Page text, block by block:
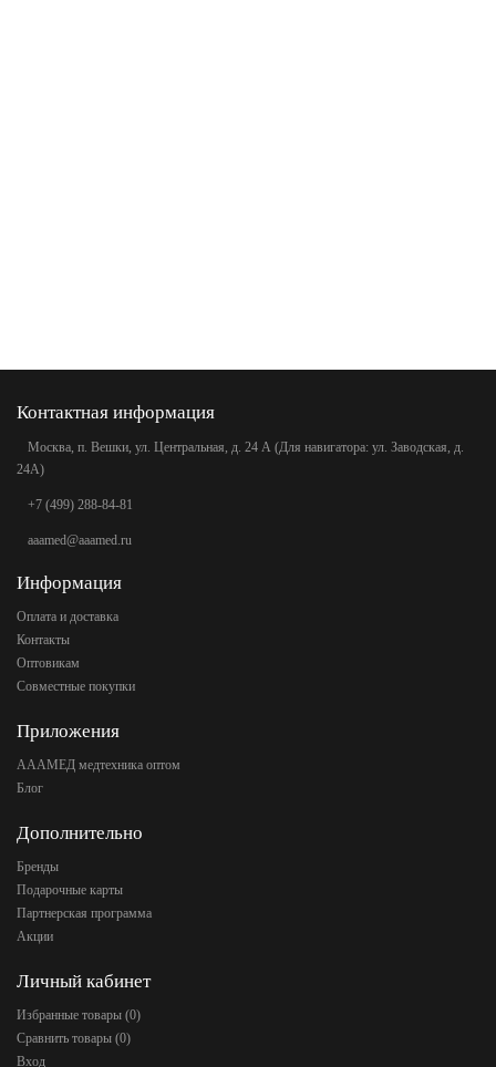
Контактная информация
Москва, п. Вешки, ул. Центральная, д. 24 А (Для навигатора: ул. Заводская, д.
24А)
+7 (499) 288-84-81
aaamed@aaamed.ru
Информация
Оплата и доставка
Контакты
Оптовикам
Совместные покупки
Приложения
АААМЕД медтехника оптом
Блог
Дополнительно
Бренды
Подарочные карты
Партнерская программа
Акции
Личный кабинет
Избранные товары (0)
Сравнить товары (0)
Вход